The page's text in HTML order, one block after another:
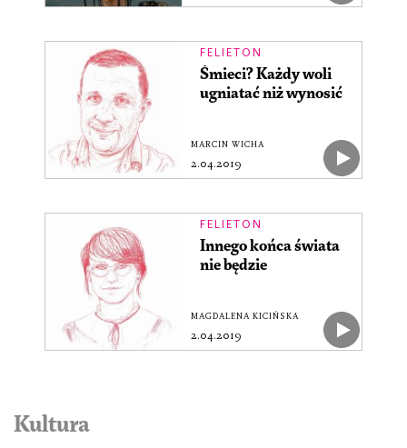
FELIETON
Śmieci? Każdy woli
ugniatać niż wynosić
MARCIN WICHA
2.04.2019
FELIETON
Innego końca świata
nie będzie
MAGDALENA KICIŃSKA
2.04.2019
Kultura